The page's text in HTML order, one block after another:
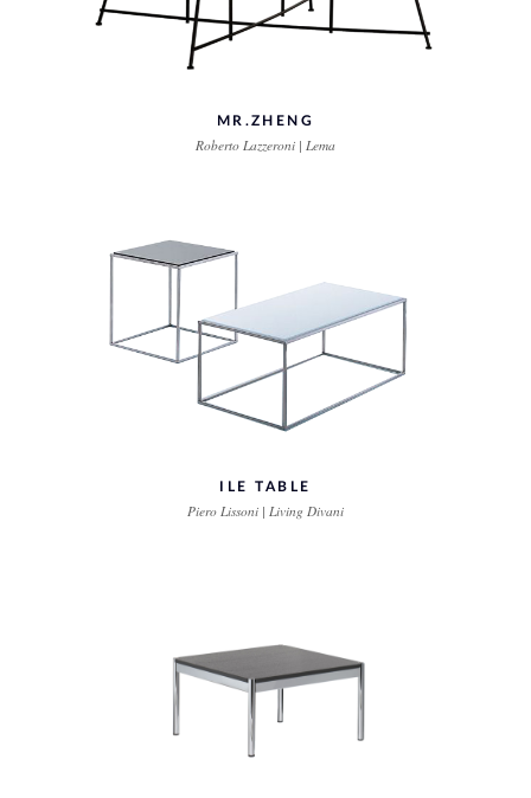
MR.ZHENG
Roberto Lazzeroni | Lema
ILE TABLE
Piero Lissoni | Living Divani